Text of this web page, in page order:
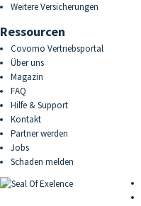
Weitere Versicherungen
Ressourcen
Covomo Vertriebsportal
Über uns
Magazin
FAQ
Hilfe & Support
Kontakt
Partner werden
Jobs
Schaden melden